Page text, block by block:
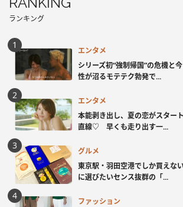
ランキング
エンタメ
シリーズ初“強制帰国”の危機と
性が沼るモテテク勃発で...
エンタメ
本能剥き出し、夏の恋がスタ
直線♡ 早くも走り出す一...
グルメ
東京駅・羽田空港でしか買え
に選びたいセンス抜群の「...
ファッション